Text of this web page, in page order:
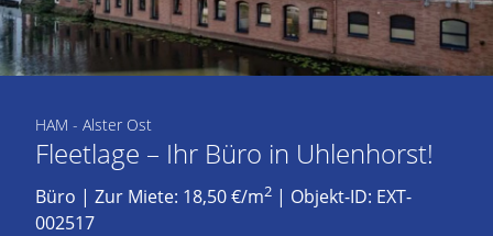
HAM - Alster Ost
Fleetlage – Ihr Büro in Uhlenhorst!
Büro | Zur Miete: 18,50 €/m2 | Objekt-ID: EXT-
002517